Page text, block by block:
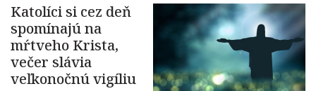
Katolíci si cez deň
spomínajú na
mŕtveho Krista,
večer slávia
veľkonočnú vigíliu